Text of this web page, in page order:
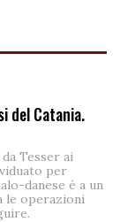
del Catania.
Tesser ai
per
danese è a un
le operazioni